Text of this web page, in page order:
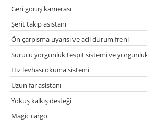
Geri görüş kamerası
Şerit takip asistanı
Ön çarpısma uyarısı ve acil durum freni
Sürücü yorgunluk tespit sistemi ve yorgunluk
Hız levhası okuma sistemi
Uzun far asistanı
Yokuş kalkış desteği
Magic cargo